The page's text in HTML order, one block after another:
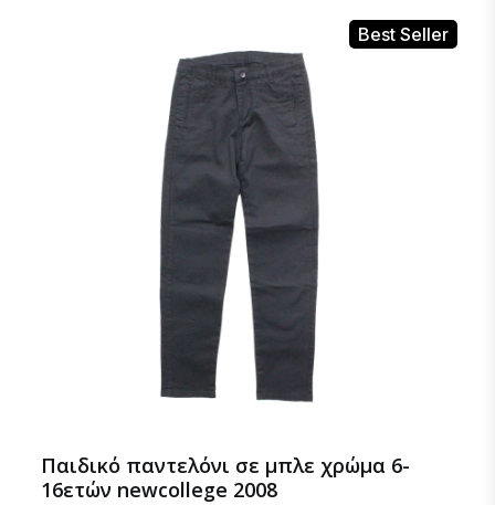
Best Seller
Παιδικό παντελόνι σε μπλε χρώμα 6-
16ετών newcollege 2008